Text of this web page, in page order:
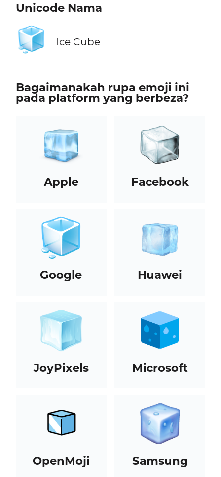
Unicode Nama
🧊 Ice Cube
Bagaimanakah rupa emoji ini
pada platform yang berbeza?
Apple Facebook
Google Huawei
JoyPixels Microsoft
OpenMoji Samsung